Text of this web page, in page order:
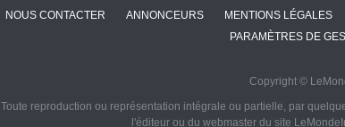
NOUS CONTACTER ANNONCEURS MENTIONS LÉGALES
PARAMÈTRES DE
Copyright ©
Toute reproduction ou représentation intégrale ou partielle, par
l'éditeur ou du webmaster du site